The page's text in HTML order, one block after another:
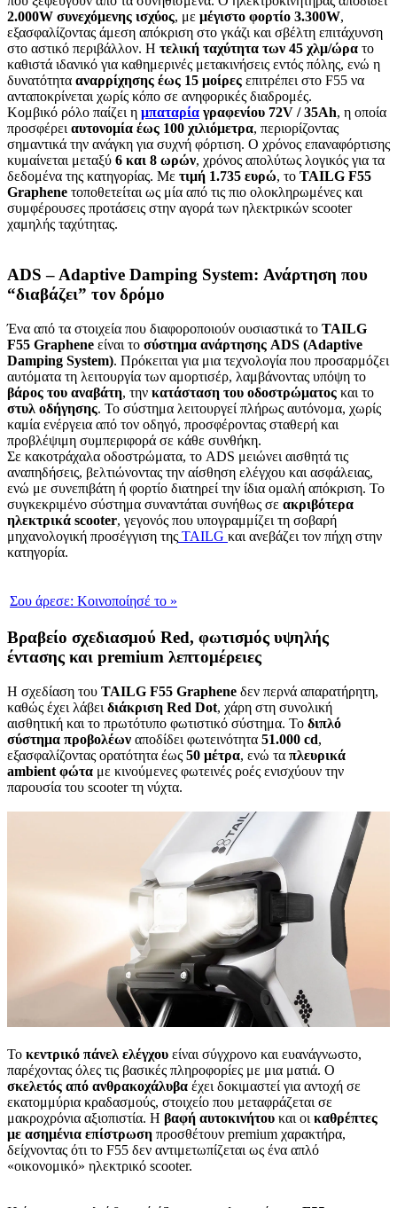
2.000W συνεχόμενης ισχύος, με μέγιστο φορτίο 3.300W,
εξασφαλίζοντας άμεση απόκριση στο γκάζι και σβέλτη επιτάχυνση
στο αστικό περιβάλλον. Η τελική ταχύτητα των 45 χλμ/ώρα το
καθιστά ιδανικό για καθημερινές μετακινήσεις εντός πόλης, ενώ η
δυνατότητα αναρρίχησης έως 15 μοίρες επιτρέπει στο F55 να
ανταποκρίνεται χωρίς κόπο σε ανηφορικές διαδρομές.
Κομβικό ρόλο παίζει η μπαταρία γραφενίου 72V / 35Ah, η οποία
προσφέρει αυτονομία έως 100 χιλιόμετρα, περιορίζοντας
σημαντικά την ανάγκη για συχνή φόρτιση. Ο χρόνος επαναφόρτισης
κυμαίνεται μεταξύ 6 και 8 ωρών, χρόνος απολύτως λογικός για τα
δεδομένα της κατηγορίας. Με τιμή 1.735 ευρώ, το TAILG F55
Graphene τοποθετείται ως μία από τις πιο ολοκληρωμένες και
συμφέρουσες προτάσεις στην αγορά των ηλεκτρικών scooter
χαμηλής ταχύτητας.
ADS – Adaptive Damping System: Ανάρτηση που
“διαβάζει” τον δρόμο
Ένα από τα στοιχεία που διαφοροποιούν ουσιαστικά το TAILG
F55 Graphene είναι το σύστημα ανάρτησης ADS (Adaptive
Damping System). Πρόκειται για μια τεχνολογία που προσαρμόζει
αυτόματα τη λειτουργία των αμορτισέρ, λαμβάνοντας υπόψη το
βάρος του αναβάτη, την κατάσταση του οδοστρώματος και το
στυλ οδήγησης. Το σύστημα λειτουργεί πλήρως αυτόνομα, χωρίς
καμία ενέργεια από τον οδηγό, προσφέροντας σταθερή και
προβλέψιμη συμπεριφορά σε κάθε συνθήκη.
Σε κακοτράχαλα οδοστρώματα, το ADS μειώνει αισθητά τις
αναπηδήσεις, βελτιώνοντας την αίσθηση ελέγχου και ασφάλειας,
ενώ με συνεπιβάτη ή φορτίο διατηρεί την ίδια ομαλή απόκριση. Το
συγκεκριμένο σύστημα συναντάται συνήθως σε ακριβότερα
ηλεκτρικά scooter, γεγονός που υπογραμμίζει τη σοβαρή
μηχανολογική προσέγγιση της TAILG και ανεβάζει τον πήχη στην
κατηγορία.
Σου άρεσε: Κοινοποίησέ το »
Βραβείο σχεδιασμού Red, φωτισμός υψηλής
έντασης και premium λεπτομέρειες
Η σχεδίαση του TAILG F55 Graphene δεν περνά απαρατήρητη,
καθώς έχει λάβει διάκριση Red Dot, χάρη στη συνολική
αισθητική και το πρωτότυπο φωτιστικό σύστημα. Το διπλό
σύστημα προβολέων αποδίδει φωτεινότητα 51.000 cd,
εξασφαλίζοντας ορατότητα έως 50 μέτρα, ενώ τα πλευρικά
ambient φώτα με κινούμενες φωτεινές ροές ενισχύουν την
παρουσία του scooter τη νύχτα.
Το κεντρικό πάνελ ελέγχου είναι σύγχρονο και ευανάγνωστο,
παρέχοντας όλες τις βασικές πληροφορίες με μια ματιά. Ο
σκελετός από ανθρακοχάλυβα έχει δοκιμαστεί για αντοχή σε
εκατομμύρια κραδασμούς, στοιχείο που μεταφράζεται σε
μακροχρόνια αξιοπιστία. Η βαφή αυτοκινήτου και οι καθρέπτες
με ασημένια επίστρωση προσθέτουν premium χαρακτήρα,
δείχνοντας ότι το F55 δεν αντιμετωπίζεται ως ένα απλό
«οικονομικό» ηλεκτρικό scooter.